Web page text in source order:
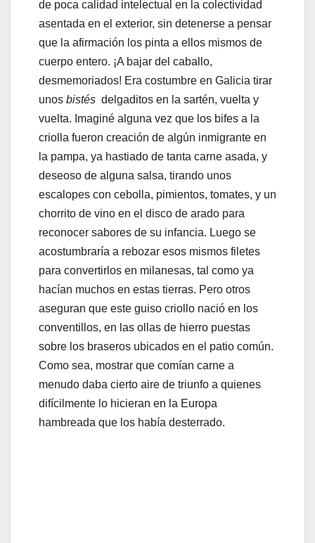
de poca calidad intelectual en la colectividad
asentada en el exterior, sin detenerse a pensar
que la afirmación los pinta a ellos mismos de
cuerpo entero. ¡A bajar del caballo,
desmemoriados! Era costumbre en Galicia tirar
unos bistés delgaditos en la sartén, vuelta y
vuelta. Imaginé alguna vez que los bifes a la
criolla fueron creación de algún inmigrante en
la pampa, ya hastiado de tanta carne asada, y
deseoso de alguna salsa, tirando unos
escalopes con cebolla, pimientos, tomates, y un
chorrito de vino en el disco de arado para
reconocer sabores de su infancia. Luego se
acostumbraría a rebozar esos mismos filetes
para convertirlos en milanesas, tal como ya
hacían muchos en estas tierras. Pero otros
aseguran que este guiso criollo nació en los
conventillos, en las ollas de hierro puestas
sobre los braseros ubicados en el patio común.
Como sea, mostrar que comían carne a
menudo daba cierto aire de triunfo a quienes
difícilmente lo hicieran en la Europa
hambreada que los había desterrado.